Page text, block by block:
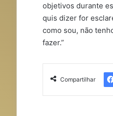
objetivos durante
quis dizer for
como sou, não
fazer.”
Compartilhar